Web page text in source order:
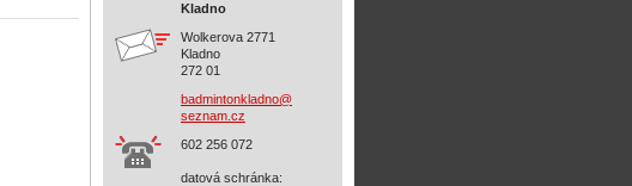
Kladno
Wolkerova 2771
Kladno
272 01
badmintonkladno@
seznam.cz
602 256 072
datová schránka: